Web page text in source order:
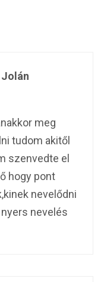
Jolán
meg
tudom akitől
szenvedte el
hogy pont
nevelődni
nevelés